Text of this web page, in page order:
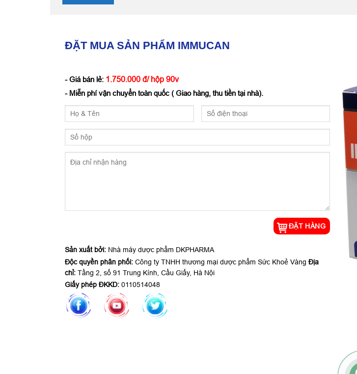
ĐẶT MUA SẢN PHẨM IMMUCAN
- Giá bán lẻ: 1.750.000 đ/ hộp 90v
- Miễn phí vận chuyển toàn quốc ( Giao hàng, thu tiền tại nhà).
Sản xuất bởi: Nhà máy dược phẩm DKPHARMA
Độc quyền phân phối: Công ty TNHH thương mại dược phẩm Sức Khoẻ Vàng Địa
chỉ: Tầng 2, số 91 Trung Kính, Cầu Giấy, Hà Nội
Giấy phép ĐKKD: 0110514048